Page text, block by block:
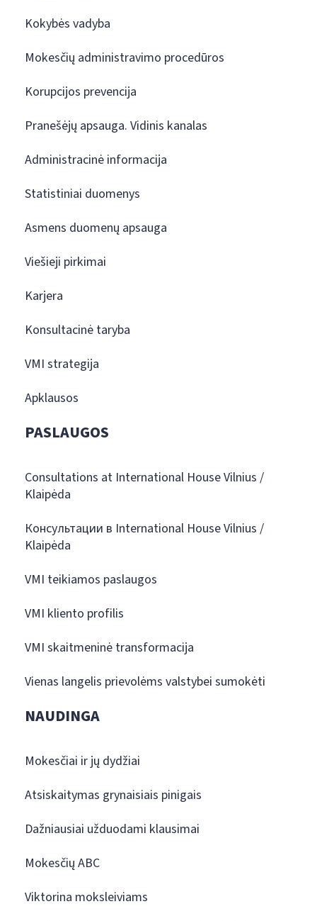
Kokybės vadyba
Mokesčių administravimo procedūros
Korupcijos prevencija
Pranešėjų apsauga. Vidinis kanalas
Administracinė informacija
Statistiniai duomenys
Asmens duomenų apsauga
Viešieji pirkimai
Karjera
Konsultacinė taryba
VMI strategija
Apklausos
PASLAUGOS
Consultations at International House Vilnius /
Klaipėda
Консультации в International House Vilnius /
Klaipėda
VMI teikiamos paslaugos
VMI kliento profilis
VMI skaitmeninė transformacija
Vienas langelis prievolėms valstybei sumokėti
NAUDINGA
Mokesčiai ir jų dydžiai
Atsiskaitymas grynaisiais pinigais
Dažniausiai užduodami klausimai
Mokesčių ABC
Viktorina moksleiviams